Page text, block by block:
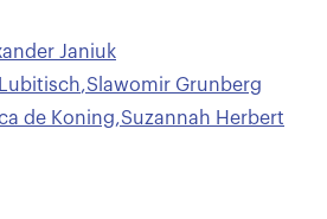
Janiuk
,Slawomir Grunberg
de Koning,Suzannah Herbert